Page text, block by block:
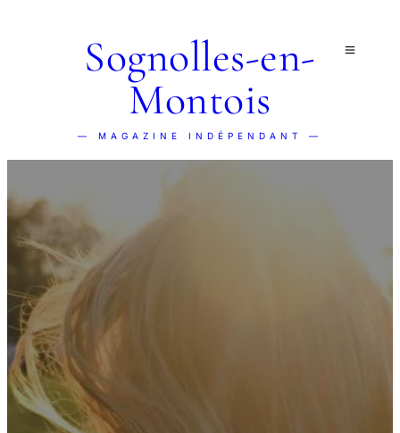
Sognolles-en-
Montois
— MAGAZINE INDÉPENDANT —